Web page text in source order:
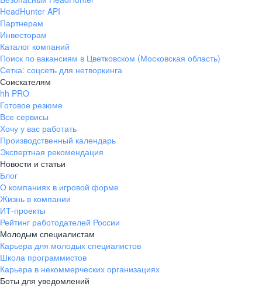
HeadHunter API
Партнерам
Инвесторам
Каталог компаний
Поиск по вакансиям в Цветковском (Московская область)
Сетка: соцсеть для нетворкинга
Соискателям
hh PRO
Готовое резюме
Все сервисы
Хочу у вас работать
Производственный календарь
Экспертная рекомендация
Новости и статьи
Блог
О компаниях в игровой форме
Жизнь в компании
ИТ-проекты
Рейтинг работодателей России
Молодым специалистам
Карьера для молодых специалистов
Школа программистов
Карьера в некоммерческих организациях
Боты для уведомлений